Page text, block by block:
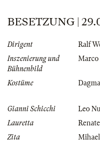
BESETZUNG |
Dirigent
Ralf
Inszenierung und
Bühnenbild
Kostüme
Gianni Schicchi
Leo
Lauretta
Zita